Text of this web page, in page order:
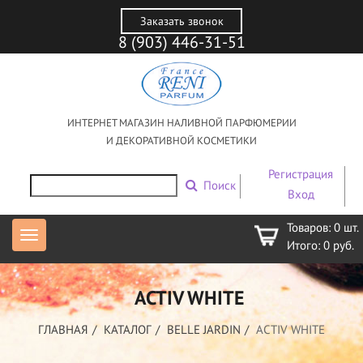
Заказать звонок
8 (903) 446-31-51
ИНТЕРНЕТ МАГАЗИН НАЛИВНОЙ ПАРФЮМЕРИИ
И ДЕКОРАТИВНОЙ КОСМЕТИКИ
Поиск
Регистрация
Вход
Товаров: 0 шт.
Итого: 0 руб.
ACTIV WHITE
ГЛАВНАЯ КАТАЛОГ BELLE JARDIN ACTIV WHITE